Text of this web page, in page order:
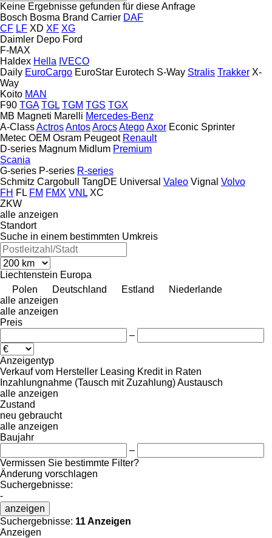
Keine Ergebnisse gefunden für diese Anfrage
Bosch Bosma Brand Carrier DAF
CF LF XD XF XG
Daimler Depo Ford
F-MAX
Haldex Hella IVECO
Daily EuroCargo EuroStar Eurotech S-Way Stralis Trakker X-
Way
Koito MAN
F90 TGA TGL TGM TGS TGX
MB Magneti Marelli Mercedes-Benz
A-ClassActrosAntosArocsAtegoAxor Econic Sprinter
Metec OEM Osram Peugeot Renault
D-series Magnum Midlum Premium
Scania
G-series P-series R-series
Schmitz Cargobull
TangDE Universal Valeo Vignal Volvo
FH FL FM FMX VNL XC
ZKW
alle anzeigen
Standort
Suche in einem bestimmten Umkreis
Liechtenstein Europa
Polen
Deutschland Estland
Niederlande
alle anzeigen
alle anzeigen
Preis
–
Anzeigentyp
Verkauf vom Hersteller Leasing Kredit in Raten
Inzahlungnahme (Tausch mit Zuzahlung)Austausch
alle anzeigen
Zustand
neu gebraucht
alle anzeigen
Baujahr
–
Vermissen Sie bestimmte Filter?
Änderung vorschlagen
Suchergebnisse:
-
anzeigen
Suchergebnisse: 11 Anzeigen
Anzeigen